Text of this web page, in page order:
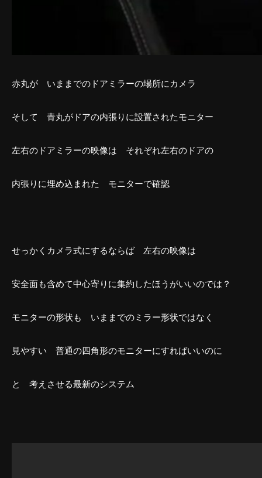
赤丸が いままでのドアミラーの場所にカメラ
そして 青丸がドアの内張りに設置されたモニター
左右のドアミラーの映像は それぞれ左右のドアの
内張りに埋め込まれた モニターで確認
せっかくカメラ式にするならば 左右の映像は
安全面も含めて中心寄りに集約したほうがいいのでは？
モニターの形状も いままでのミラー形状ではなく
見やすい 普通の四角形のモニターにすればいいのに
と 考えさせる最新のシステム